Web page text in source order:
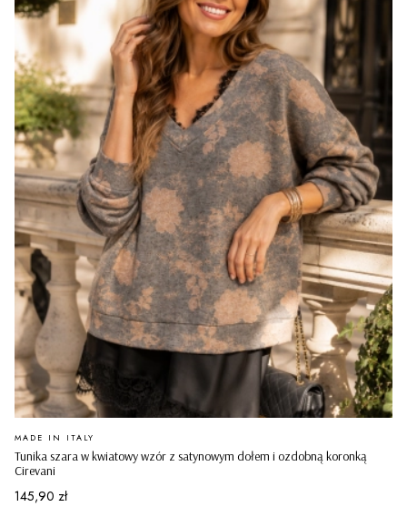
Tunika szara w kwiatowy wzór z satynowym dołem i ozdobną koronką
Cirevani
PRODUCENT
MADE IN ITALY
Cena
145,90 zł